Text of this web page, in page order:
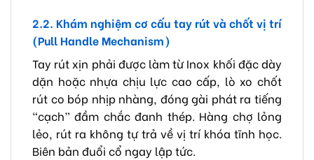
2.2. Khám nghiệm cơ cấu tay rút và chốt vị trí
(Pull Handle Mechanism)
Tay rút xịn phải được làm từ Inox khối đặc dày
dặn hoặc nhựa chịu lực cao cấp, lò xo chốt
rút co bóp nhịp nhàng, đóng gài phát ra tiếng
“cạch” đầm chắc đanh thép. Hàng chợ lỏng
lẻo, rút ra không tự trả về vị trí khóa tĩnh học.
Biên bản đuổi cổ ngay lập tức.